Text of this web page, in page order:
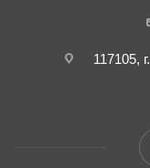
117105,